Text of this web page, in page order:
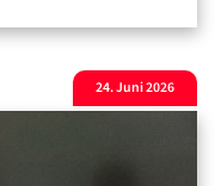
24. Juni 2026